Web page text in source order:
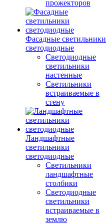
прожекторов
Фасадные светильники
светодиодные
Светодиодные
светильники
настенные
Светильники
встраиваемые в
стену
Ландшафтные
светильники
светодиодные
Светильники
ландшафтные
столбики
Светодиодные
светильники
встраиваемые в
землю